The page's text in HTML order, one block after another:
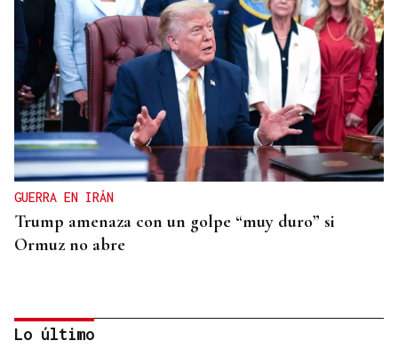
GUERRA EN IRÁN
Trump amenaza con un golpe “muy duro” si
Ormuz no abre
Lo último